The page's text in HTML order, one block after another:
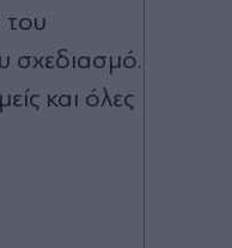
του
σχεδιασμό.
και όλες